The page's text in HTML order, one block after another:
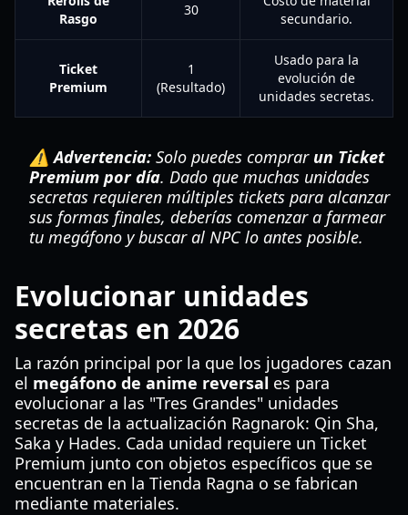
Rasgo
30
secundario.
Ticket
Premium
1
(Resultado)
Usado para la
evolución de
unidades secretas.
⚠️ Advertencia: Solo puedes comprar un Ticket
Premium por día. Dado que muchas unidades
secretas requieren múltiples tickets para alcanzar
sus formas finales, deberías comenzar a farmear
tu megáfono y buscar al NPC lo antes posible.
Evolucionar unidades
secretas en 2026
La razón principal por la que los jugadores cazan
el megáfono de anime reversal es para
evolucionar a las "Tres Grandes" unidades
secretas de la actualización Ragnarok: Qin Sha,
Saka y Hades. Cada unidad requiere un Ticket
Premium junto con objetos específicos que se
encuentran en la Tienda Ragna o se fabrican
mediante materiales.